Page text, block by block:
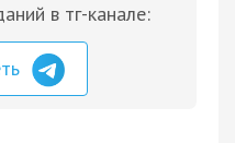
в тг-канале: